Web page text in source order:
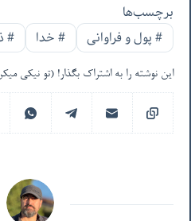
برچسب‌ها
#پول و فراوانی #خدا #
این نوشته را به اشتراک بگذار! (تو نیکی